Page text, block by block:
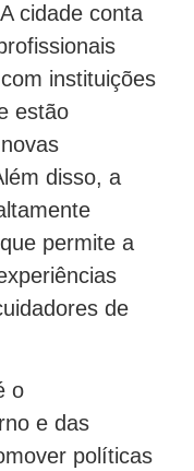
cidade conta
instituições
estão
disso, a
permite a
de
o
e das
políticas